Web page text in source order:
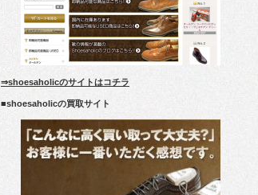
⇒shoesaholicのサイトはコチラ
■shoesaholicの買取サイト